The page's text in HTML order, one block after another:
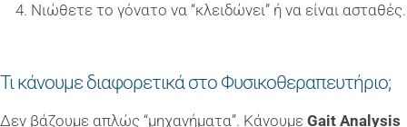
Νιώθετε το γόνατο να “κλειδώνει” ή να είναι ασταθές.
Τι κάνουμε διαφορετικά στο Φυσικοθεραπευτήριο;
Δεν βάζουμε απλώς “μηχανήματα”. Κάνουμε Gait Analysis